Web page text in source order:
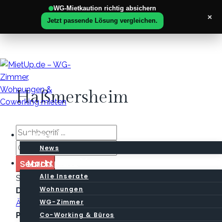
Zum
Inhalt
springen
Home
News
Marktplatz
Alle Inserate
Wohnungen
WG-Zimmer
Co-Working & Büros
Haßmersheim
Search
Sortieren nach: Überschrift
Datum der Veröffentlichung
Älteste zuerst
Preis
Billigste zuerstTeuerste zuerst
WG-Mietkaution richtig absichern
Jetzt passende Lösung vergleichen.
×